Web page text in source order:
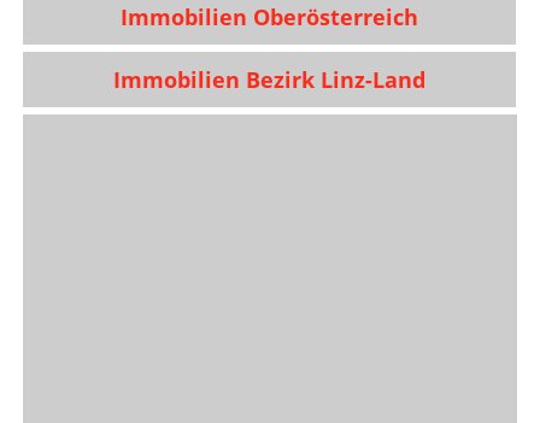
Immobilien Oberösterreich
Immobilien Bezirk Linz-Land